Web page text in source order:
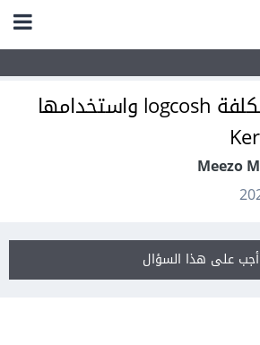
دالة التكلفة logcosh واستخدامها
أجب على هذا السؤال